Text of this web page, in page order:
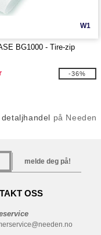
W1
BG1000 - Tire-zip
-36%
på Needen
melde deg på!
OSS